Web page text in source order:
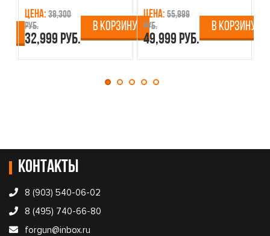
Цена: 38,300
руб.
32,999 руб.
В КОРЗИНУ
Цена: 55,999
руб.
49,999 руб.
В КОРЗИНУ
Контакты
8 (903) 540-06-02
8 (495) 740-66-80
forgun@inbox.ru